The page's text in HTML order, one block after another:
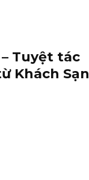
Tuyệt tác
Khách Sạn